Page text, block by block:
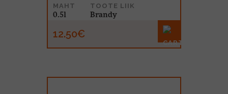
MAHT
0.5l
TOOTE LIIK
Brandy
12.50€